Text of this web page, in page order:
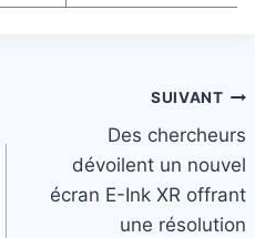
SUIVANT
Des chercheurs
dévoilent un nouvel
écran E-Ink XR offrant
une résolution